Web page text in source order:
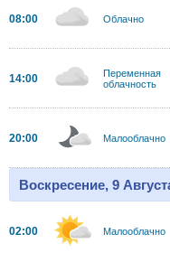
08:00 Облачно
14:00
Переменная
облачность
20:00 Малооблачно
Воскресение, 9
02:00 Малооблачно